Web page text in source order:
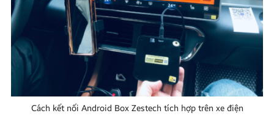
Cách kết nối Android Box Zestech tích hợp trên xe điện